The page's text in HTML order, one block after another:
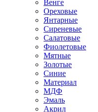
Венге
Ореховые
Янтарные
Сиреневые
Салатовые
Фиолетовые
Мятные
Золотые
Синие
Материал
МДФ
Эмаль
Акрил